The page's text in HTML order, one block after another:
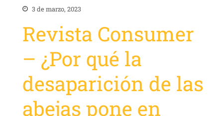
3 de marzo, 2023
Revista Consumer
– ¿Por qué la
desaparición de las
abejas pone en